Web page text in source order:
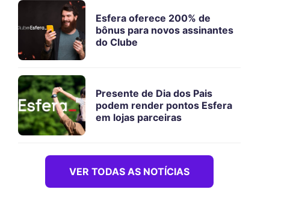
Esfera oferece 200% de
bônus para novos assinantes
do Clube
Presente de Dia dos Pais
podem render pontos Esfera
em lojas parceiras
VER TODAS AS NOTÍCIAS